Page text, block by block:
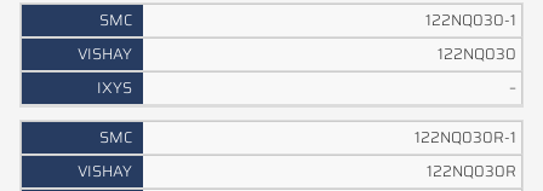
122NQ030-1
122NQ030
–
122NQ030R-1
122NQ030R